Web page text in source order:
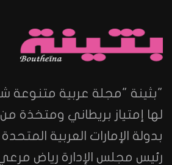
"بثينة "مجلة عربية متنوعة
لها إمتياز بريطاني ومتخذة
بدولة الإمارات العربية
رئيس مجلس الإدارة رياض